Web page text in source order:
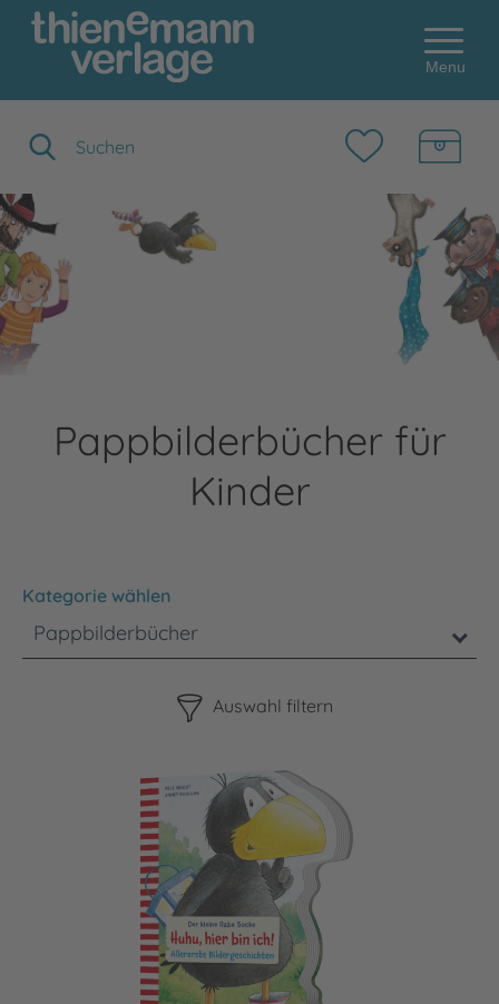
Menu
Pappbilderbücher für
Kinder
Kategorie wählen
Pappbilderbücher
Auswahl filtern